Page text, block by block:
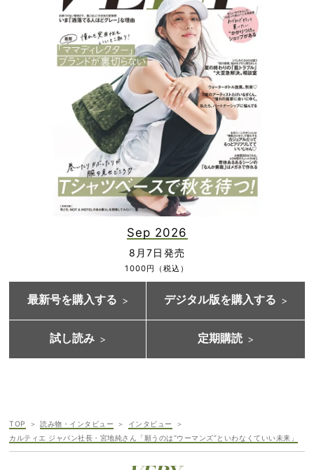
Sep 2026
8月7日発売
1000円（税込）
最新号を購入する デジタル版を購入する
試し読み 定期購読
TOP 読み物・インタビュー
インタビュー
カルティエ ジャパン社長・宮地純さん「願うのは“ウーマンズ”といわなくていい未来」